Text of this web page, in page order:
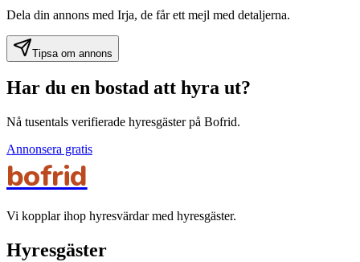
Dela din annons med Irja, de får ett mejl med detaljerna.
Tipsa om annons
Har du en bostad att hyra ut?
Nå tusentals verifierade hyresgäster på Bofrid.
Annonsera gratis
bofrid
Vi kopplar ihop hyresvärdar med hyresgäster.
Hyresgäster